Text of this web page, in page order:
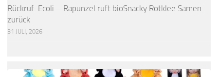
Rückruf: Ecoli – Rapunzel ruft bioSnacky Rotklee Samen
zurück
31 JULI, 2026